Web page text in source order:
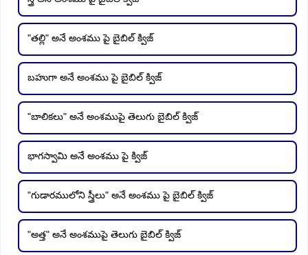
"తల్లి" అనే అంశము పై బైబిల్ క్విజ్
బహుగా అనే అంశము పై బైబిల్ క్విజ్
"బాలికలు" అనే అంశముపై తెలుగు బైబిల్ క్విజ్
భాగస్వామి అనే అంశము పై క్విజ్
"గుడారములోని స్త్రీలు" అనే అంశము పై బైబిల్ క్విజ్
"అత్త" అనే అంశముపై తెలుగు బైబిల్ క్విజ్